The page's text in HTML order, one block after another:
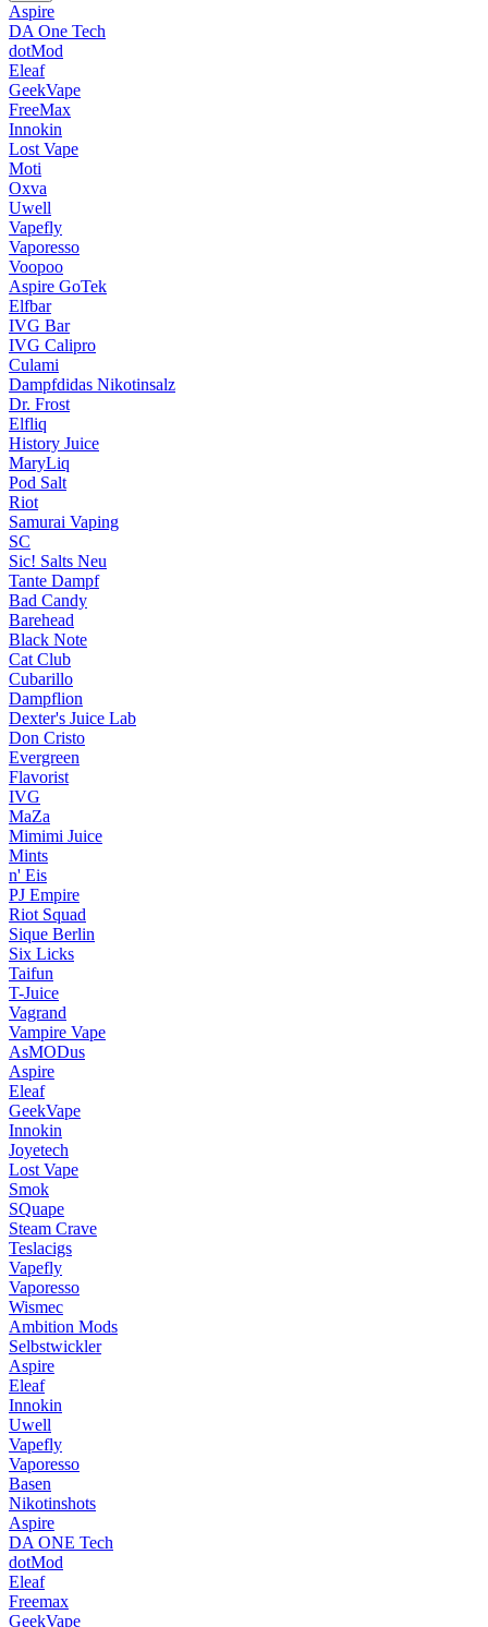
Aspire
DA One Tech
dotMod
Eleaf
GeekVape
FreeMax
Innokin
Lost Vape
Moti
Oxva
Uwell
Vapefly
Vaporesso
Voopoo
Aspire GoTek
Elfbar
IVG Bar
IVG Calipro
Culami
Dampfdidas Nikotinsalz
Dr. Frost
Elfliq
History Juice
MaryLiq
Pod Salt
Riot
Samurai Vaping
SC
Sic! Salts Neu
Tante Dampf
Bad Candy
Barehead
Black Note
Cat Club
Cubarillo
Dampflion
Dexter's Juice Lab
Don Cristo
Evergreen
Flavorist
IVG
MaZa
Mimimi Juice
Mints
n' Eis
PJ Empire
Riot Squad
Sique Berlin
Six Licks
Taifun
T-Juice
Vagrand
Vampire Vape
AsMODus
Aspire
Eleaf
GeekVape
Innokin
Joyetech
Lost Vape
Smok
SQuape
Steam Crave
Teslacigs
Vapefly
Vaporesso
Wismec
Ambition Mods
Selbstwickler
Aspire
Eleaf
Innokin
Uwell
Vapefly
Vaporesso
Basen
Nikotinshots
Aspire
DA ONE Tech
dotMod
Eleaf
Freemax
GeekVape